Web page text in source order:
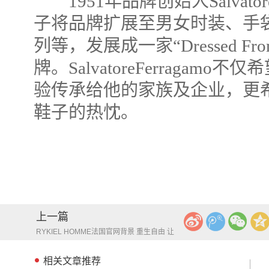
子将品牌扩展至男女时装、手
列等，发展成一家“Dressed
牌。SalvatoreFerragamo不仅
验传承给他的家族及企业，更
鞋子的热忱。
上一篇
RYKIEL HOMME法国官网背景 重生自由 让
相关文章推荐